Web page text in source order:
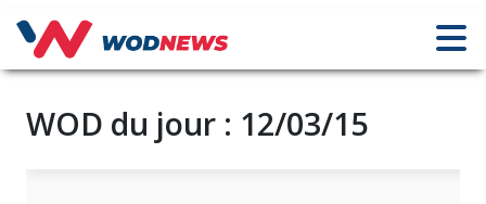
WOD du jour : 12/03/15